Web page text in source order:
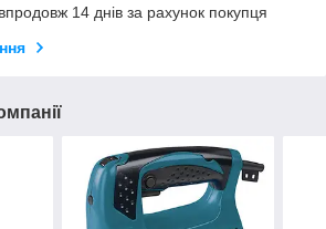
14 днів за рахунок покупця